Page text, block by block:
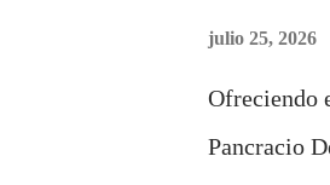
julio 25, 2026
Ofreciendo
Pancracio